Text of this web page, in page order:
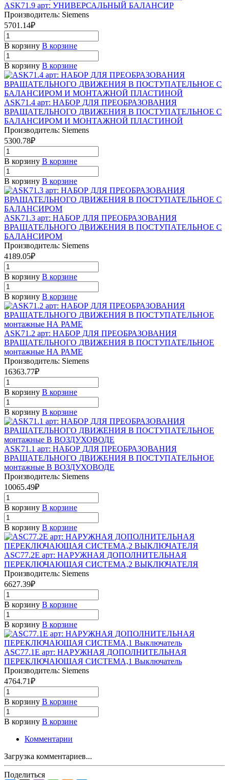
ASK71.9 арт: УНИВЕРСАЛЬНЫЙ БАЛАНСИР
Производитель: Siemens
5701.14₽
В корзину В корзине
В корзину В корзине
ASK71.4 арт: НАБОР ДЛЯ ПРЕОБРАЗОВАНИЯ
ВРАЩАТЕЛЬНОГО ДВИЖЕНИЯ В ПОСТУПАТЕЛЬНОЕ С
БАЛАНСИРОМ И МОНТАЖНОЙ ПЛАСТИНОЙ
Производитель: Siemens
5300.78₽
В корзину В корзине
В корзину В корзине
ASK71.3 арт: НАБОР ДЛЯ ПРЕОБРАЗОВАНИЯ
ВРАЩАТЕЛЬНОГО ДВИЖЕНИЯ В ПОСТУПАТЕЛЬНОЕ С
БАЛАНСИРОМ
Производитель: Siemens
4189.05₽
В корзину В корзине
В корзину В корзине
ASK71.2 арт: НАБОР ДЛЯ ПРЕОБРАЗОВАНИЯ
ВРАЩАТЕЛЬНОГО ДВИЖЕНИЯ В ПОСТУПАТЕЛЬНОЕ
монтажные НА РАМЕ
Производитель: Siemens
16363.77₽
В корзину В корзине
В корзину В корзине
ASK71.1 арт: НАБОР ДЛЯ ПРЕОБРАЗОВАНИЯ
ВРАЩАТЕЛЬНОГО ДВИЖЕНИЯ В ПОСТУПАТЕЛЬНОЕ
монтажные В ВОЗДУХОВОДЕ
Производитель: Siemens
10065.49₽
В корзину В корзине
В корзину В корзине
ASC77.2E арт: НАРУЖНАЯ ДОПОЛНИТЕЛЬНАЯ
ПЕРЕКЛЮЧАЮЩАЯ СИСТЕМА,2 ВЫКЛЮЧАТЕЛЯ
Производитель: Siemens
6627.39₽
В корзину В корзине
В корзину В корзине
ASC77.1E арт: НАРУЖНАЯ ДОПОЛНИТЕЛЬНАЯ
ПЕРЕКЛЮЧАЮЩАЯ СИСТЕМА,1 Выключатель
Производитель: Siemens
4764.71₽
В корзину В корзине
В корзину В корзине
Комментарии
Загрузка комментариев...
Поделиться